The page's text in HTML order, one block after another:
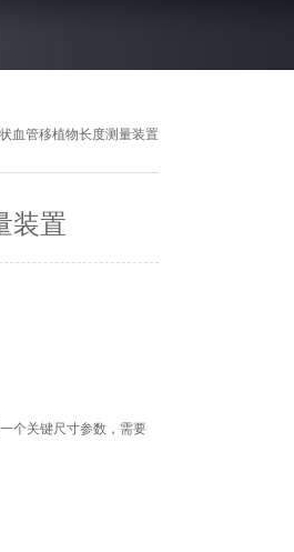
血管移植物长度测量装置
装置
个关键尺寸参数，需要